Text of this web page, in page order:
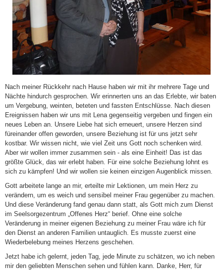
Nach meiner Rückkehr nach Hause haben wir mit ihr mehrere Tage und
Nächte hindurch gesprochen. Wir erinnerten uns an das Erlebte, wir baten
um Vergebung, weinten, beteten und fassten Entschlüsse. Nach diesen
Ereignissen haben wir uns mit Lena gegenseitig vergeben und fingen ein
neues Leben an. Unsere Liebe hat sich erneuert, unsere Herzen sind
füreinander offen geworden, unsere Beziehung ist für uns jetzt sehr
kostbar. Wir wissen nicht, wie viel Zeit uns Gott noch schenken wird.
Aber wir wollen immer zusammen sein - als eine Einheit! Das ist das
größte Glück, das wir erlebt haben. Für eine solche Beziehung lohnt es
sich zu kämpfen! Und wir wollen sie keinen einzigen Augenblick missen.
Gott arbeitete lange an mir, erteilte mir Lektionen, um mein Herz zu
verändern, um es weich und sensibel meiner Frau gegenüber zu machen.
Und diese Veränderung fand genau dann statt, als Gott mich zum Dienst
im Seelsorgezentrum „Offenes Herz“ berief. Ohne eine solche
Veränderung in meiner eigenen Beziehung zu meiner Frau wäre ich für
den Dienst an anderen Familien untauglich. Es musste zuerst eine
Wiederbelebung meines Herzens geschehen.
Jetzt habe ich gelernt, jeden Tag, jede Minute zu schätzen, wo ich neben
mir den geliebten Menschen sehen und fühlen kann. Danke, Herr, für